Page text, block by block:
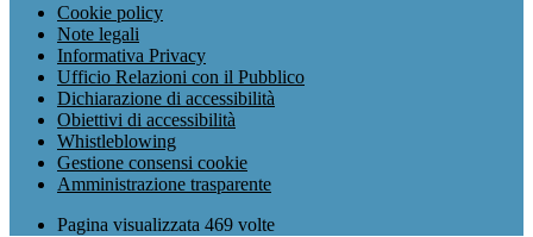
Cookie policy
Note legali
Informativa Privacy
Ufficio Relazioni con il Pubblico
Dichiarazione di accessibilità
Obiettivi di accessibilità
Whistleblowing
Gestione consensi cookie
Amministrazione trasparente
Pagina visualizzata 469 volte